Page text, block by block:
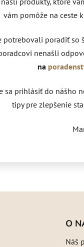
vám pomôže na ceste
potrebovali poradiť so
nenašli
na
sa prihlásiť do nášho
tipy pre zlepšenie
O
Náš